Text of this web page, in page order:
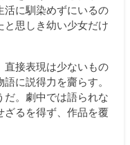
活に馴染めずにいるの
と思しき幼い少女だけ
直接表現は少ないもの
に説得力を齎らす。
。劇中では語られな
ざるを得ず、作品を覆